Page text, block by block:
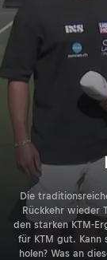
Die
Rückkehr wieder
den starken KTM-
für KTM gut. Kann
holen? Was an